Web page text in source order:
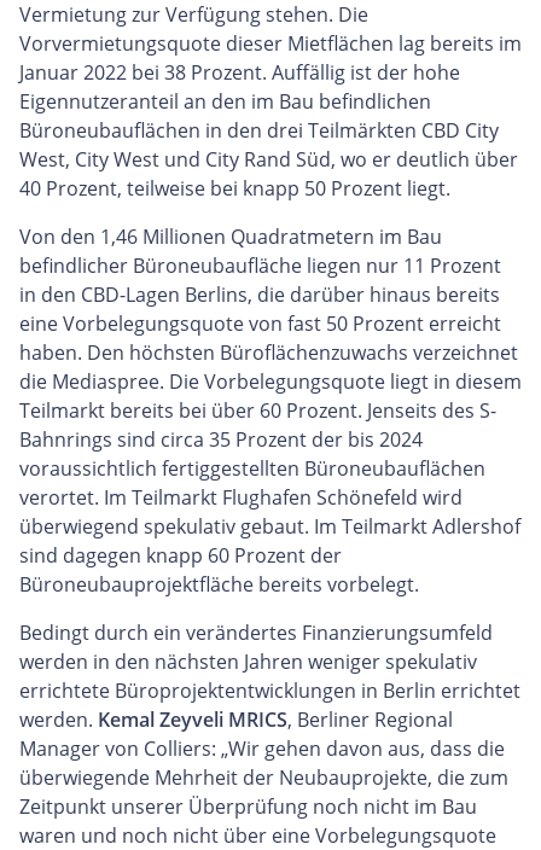
Vermietung zur Verfügung stehen. Die
Vorvermietungsquote dieser Mietflächen lag bereits im
Januar 2022 bei 38 Prozent. Auffällig ist der hohe
Eigennutzeranteil an den im Bau befindlichen
Büroneubauflächen in den drei Teilmärkten CBD City
West, City West und City Rand Süd, wo er deutlich über
40 Prozent, teilweise bei knapp 50 Prozent liegt.
Von den 1,46 Millionen Quadratmetern im Bau
befindlicher Büroneubaufläche liegen nur 11 Prozent
in den CBD-Lagen Berlins, die darüber hinaus bereits
eine Vorbelegungsquote von fast 50 Prozent erreicht
haben. Den höchsten Büroflächenzuwachs verzeichnet
die Mediaspree. Die Vorbelegungsquote liegt in diesem
Teilmarkt bereits bei über 60 Prozent. Jenseits des S-
Bahnrings sind circa 35 Prozent der bis 2024
voraussichtlich fertiggestellten Büroneubauflächen
verortet. Im Teilmarkt Flughafen Schönefeld wird
überwiegend spekulativ gebaut. Im Teilmarkt Adlershof
sind dagegen knapp 60 Prozent der
Büroneubauprojektfläche bereits vorbelegt.
Bedingt durch ein verändertes Finanzierungsumfeld
werden in den nächsten Jahren weniger spekulativ
errichtete Büroprojektentwicklungen in Berlin errichtet
werden. Kemal Zeyveli MRICS, Berliner Regional
Manager von Colliers: „Wir gehen davon aus, dass die
überwiegende Mehrheit der Neubauprojekte, die zum
Zeitpunkt unserer Überprüfung noch nicht im Bau
waren und noch nicht über eine Vorbelegungsquote